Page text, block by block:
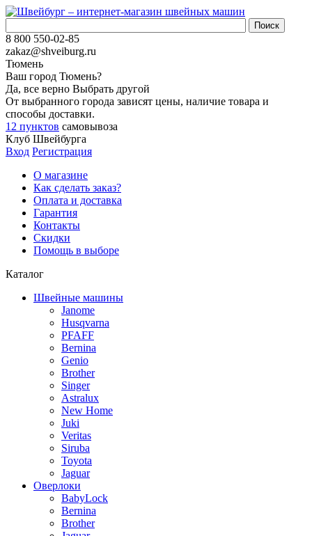
8 800 550-02-85
zakaz@shveiburg.ru
Тюмень
Ваш город Тюмень?
Да, все верно Выбрать другой
От выбранного города зависят цены, наличие товара и
способы доставки.
12 пунктов самовывоза
Клуб Швейбурга
Вход Регистрация
О магазине
Как сделать заказ?
Оплата и доставка
Гарантия
Контакты
Скидки
Помощь в выборе
Каталог
Швейные машины
Janome
Husqvarna
PFAFF
Bernina
Genio
Brother
Singer
Astralux
New Home
Juki
Veritas
Siruba
Toyota
Jaguar
Оверлоки
BabyLock
Bernina
Brother